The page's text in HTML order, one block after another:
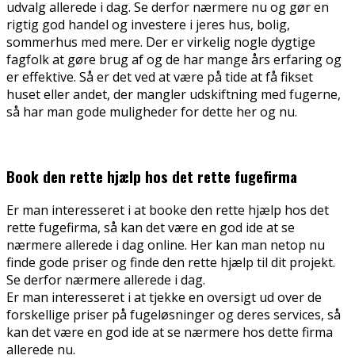
udvalg allerede i dag. Se derfor nærmere nu og gør en
rigtig god handel og investere i jeres hus, bolig,
sommerhus med mere. Der er virkelig nogle dygtige
fagfolk at gøre brug af og de har mange års erfaring og
er effektive. Så er det ved at være på tide at få fikset
huset eller andet, der mangler udskiftning med fugerne,
så har man gode muligheder for dette her og nu.
Book den rette hjælp hos det rette fugefirma
Er man interesseret i at booke den rette hjælp hos det
rette fugefirma, så kan det være en god ide at se
nærmere allerede i dag online. Her kan man netop nu
finde gode priser og finde den rette hjælp til dit projekt.
Se derfor nærmere allerede i dag.
Er man interesseret i at tjekke en oversigt ud over de
forskellige priser på fugeløsninger og deres services, så
kan det være en god ide at se nærmere hos dette firma
allerede nu.